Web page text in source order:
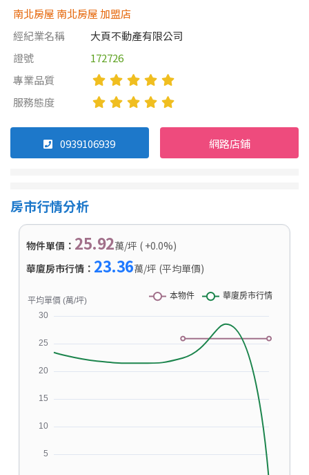
南北房屋 南北房屋 加盟店
經紀業名稱
大頁不動產有限公司
證號
172726
專業品質
服務態度
0939106939 網路店鋪
房市行情分析
物件單價： 25.92萬/坪 ( +0.0%)
華廈房市行情： 23.36萬/坪 (平均單價)